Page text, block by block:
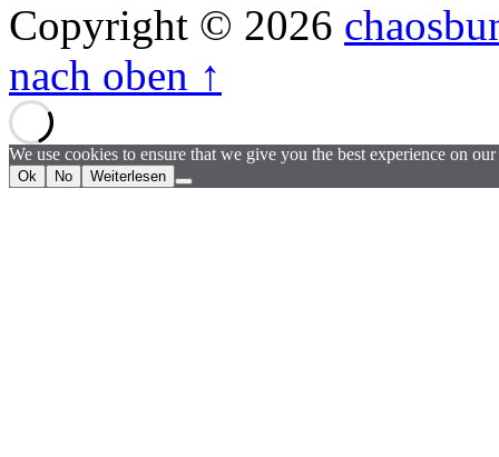
Copyright © 2026
nach oben ↑
We use cookies to ensure that we give you the best experience on
Ok No Weiterlesen